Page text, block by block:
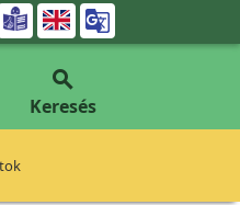


Keresés